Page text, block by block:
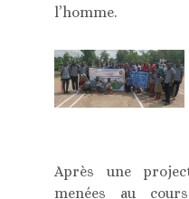
l’homme.
Après une
menées au